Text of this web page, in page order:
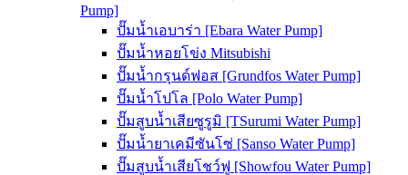
Pump]
ปั๊มน้ำเอบาร่า [Ebara Water Pump]
ปั๊มน้ำหอยโข่ง Mitsubishi
ปั๊มน้ำกรุนด์ฟอส [Grundfos Water Pump]
ปั๊มน้ำโปโล [Polo Water Pump]
ปั๊มสูบน้ำเสียซูรูมิ [TSurumi Water Pump]
ปั๊มน้ำยาเคมีซันโซ่ [Sanso Water Pump]
ปั๊มสูบน้ำเสียโชว์ฟู [Showfou Water Pump]